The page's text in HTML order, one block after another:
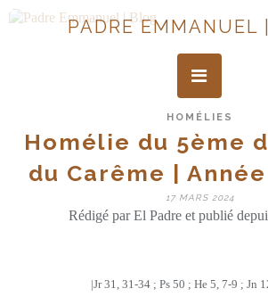
PADRE EMMANUEL
HOMÉLIES
Homélie du 5ème
du Carême |
17 MARS 2024
Rédigé par El Padre et publié
|Jr 31, 31-34 ; Ps 50 ; He 5, 7-9 ; Jn